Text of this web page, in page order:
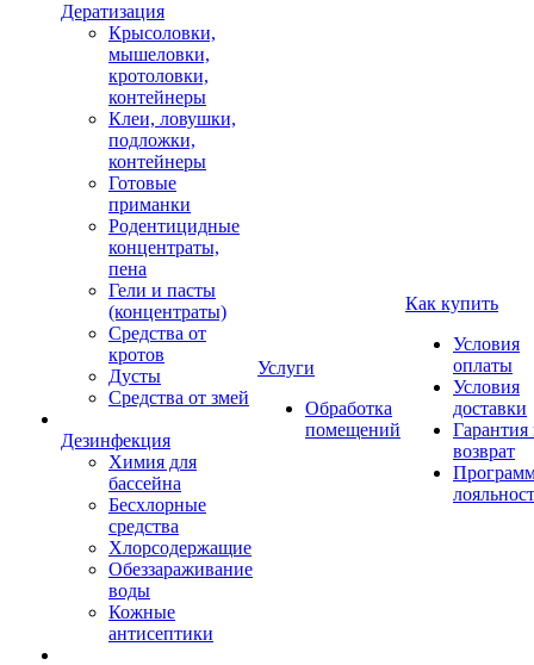
Дератизация
Крысоловки,
мышеловки,
кротоловки,
контейнеры
Клеи, ловушки,
подложки,
контейнеры
Готовые
приманки
Родентицидные
концентраты,
пена
Гели и пасты
(концентраты)
Средства от
кротов
Дусты
Средства от змей
Дезинфекция
Химия для
бассейна
Бесхлорные
средства
Хлорсодержащие
Обеззараживание
воды
Кожные
антисептики
Услуги
Обработка
помещений
Как купить
Условия
оплаты
Условия
доставки
Гарантия
возврат